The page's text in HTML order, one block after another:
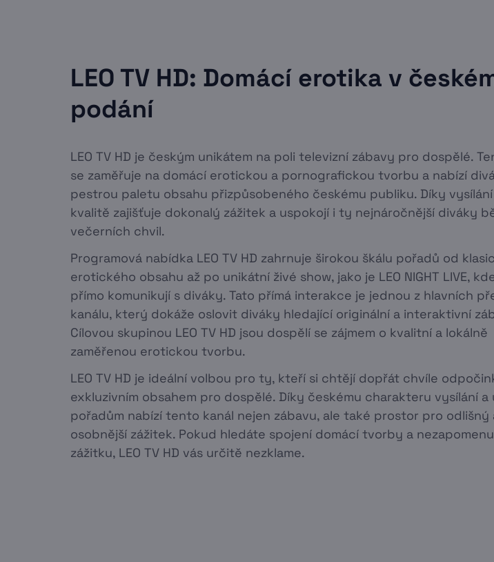
LEO TV HD: Domácí erotika v
podání
LEO TV HD je českým unikátem na poli televizní zábavy pro dospělé.
se zaměřuje na domácí erotickou a pornografickou tvorbu a nabízí
pestrou paletu obsahu přizpůsobeného českému publiku. Díky vysílání
kvalitě zajišťuje dokonalý zážitek a uspokojí i ty nejnáročnější diváky
večerních chvil.
Programová nabídka LEO TV HD zahrnuje širokou škálu pořadů od
erotického obsahu až po unikátní živé show, jako je LEO NIGHT LIVE,
přímo komunikují s diváky. Tato přímá interakce je jednou z hlavních
kanálu, který dokáže oslovit diváky hledající originální a interaktivní
Cílovou skupinou LEO TV HD jsou dospělí se zájmem o kvalitní a lokálně
zaměřenou erotickou tvorbu.
LEO TV HD je ideální volbou pro ty, kteří si chtějí dopřát chvíle
exkluzivním obsahem pro dospělé. Díky českému charakteru vysílání a
pořadům nabízí tento kanál nejen zábavu, ale také prostor pro odlišný
osobnější zážitek. Pokud hledáte spojení domácí tvorby a
zážitku, LEO TV HD vás určitě nezklame.